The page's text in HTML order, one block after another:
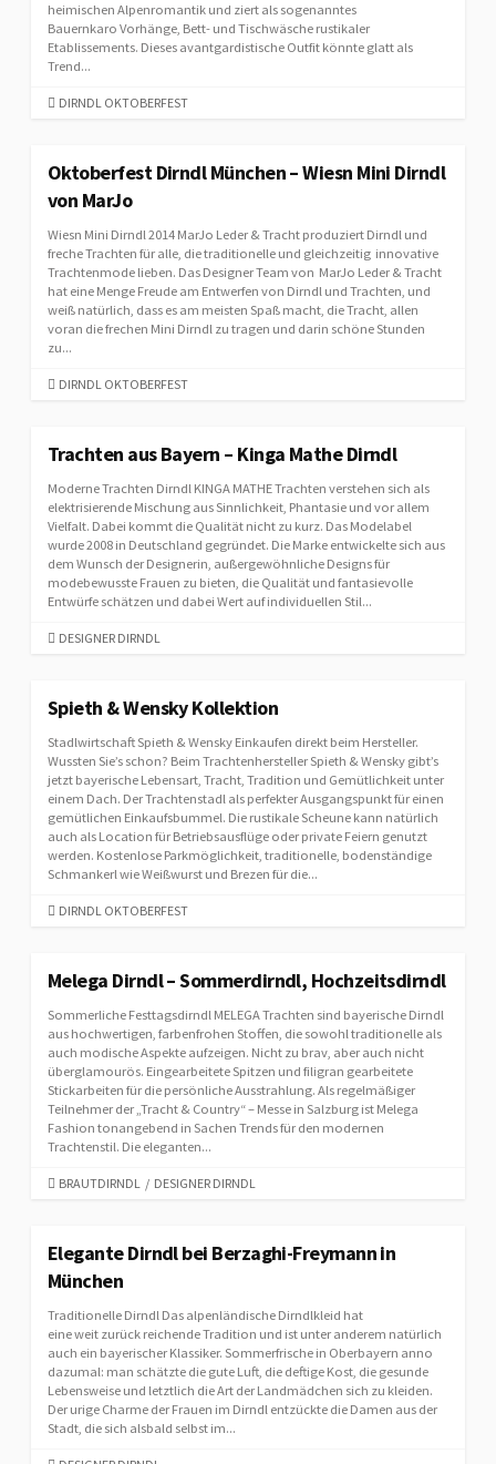
heimischen Alpenromantik und ziert als sogenanntes
Bauernkaro Vorhänge, Bett- und Tischwäsche rustikaler
Etablissements. Dieses avantgardistische Outfit könnte glatt als
Trend...
C
E
O
R
I
E
S
DIRNDL OKTOBERFEST
Oktoberfest Dirndl München – Wiesn Mini Dirndl
von MarJo
Wiesn Mini Dirndl 2014 MarJo Leder & Tracht produziert Dirndl und
freche Trachten für alle, die traditionelle und gleichzeitig innovative
Trachtenmode lieben. Das Designer Team von MarJo Leder & Tracht
hat eine Menge Freude am Entwerfen von Dirndl und Trachten, und
weiß natürlich, dass es am meisten Spaß macht, die Tracht, allen
voran die frechen Mini Dirndl zu tragen und darin schöne Stunden
zu...
C
E
O
R
I
E
S
DIRNDL OKTOBERFEST
Trachten aus Bayern – Kinga Mathe Dirndl
Moderne Trachten Dirndl KINGA MATHE Trachten verstehen sich als
elektrisierende Mischung aus Sinnlichkeit, Phantasie und vor allem
Vielfalt. Dabei kommt die Qualität nicht zu kurz. Das Modelabel
wurde 2008 in Deutschland gegründet. Die Marke entwickelte sich aus
dem Wunsch der Designerin, außergewöhnliche Designs für
modebewusste Frauen zu bieten, die Qualität und fantasievolle
Entwürfe schätzen und dabei Wert auf individuellen Stil...
C
E
G
O
R
I
E
S
DESIGNER DIRNDL
Spieth & Wensky Kollektion
Stadlwirtschaft Spieth & Wensky Einkaufen direkt beim Hersteller.
Wussten Sie’s schon? Beim Trachtenhersteller Spieth & Wensky gibt’s
jetzt bayerische Lebensart, Tracht, Tradition und Gemütlichkeit unter
einem Dach. Der Trachtenstadl als perfekter Ausgangspunkt für einen
gemütlichen Einkaufsbummel. Die rustikale Scheune kann natürlich
auch als Location für Betriebsausflüge oder private Feiern genutzt
werden. Kostenlose Parkmöglichkeit, traditionelle, bodenständige
Schmankerl wie Weißwurst und Brezen für die...
C
E
O
R
I
E
S
DIRNDL OKTOBERFEST
Melega Dirndl – Sommerdirndl, Hochzeitsdirndl
Sommerliche Festtagsdirndl MELEGA Trachten sind bayerische Dirndl
aus hochwertigen, farbenfrohen Stoffen, die sowohl traditionelle als
auch modische Aspekte aufzeigen. Nicht zu brav, aber auch nicht
überglamourös. Eingearbeitete Spitzen und filigran gearbeitete
Stickarbeiten für die persönliche Ausstrahlung. Als regelmäßiger
Teilnehmer der „Tracht & Country“ – Messe in Salzburg ist Melega
Fashion tonangebend in Sachen Trends für den modernen
Trachtenstil. Die eleganten...
C
E
O
R
I
E
S
BRAUTDIRNDL / DESIGNER DIRNDL
Elegante Dirndl bei Berzaghi-Freymann in
München
Traditionelle Dirndl Das alpenländische Dirndlkleid hat
eine weit zurück reichende Tradition und ist unter anderem natürlich
auch ein bayerischer Klassiker. Sommerfrische in Oberbayern anno
dazumal: man schätzte die gute Luft, die deftige Kost, die gesunde
Lebensweise und letztlich die Art der Landmädchen sich zu kleiden.
Der urige Charme der Frauen im Dirndl entzückte die Damen aus der
Stadt, die sich alsbald selbst im...